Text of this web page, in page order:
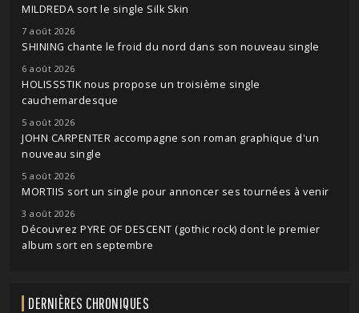
MILDREDA sort le single Silk Skin
7 août 2026
SHINING chante le froid du nord dans son nouveau single
6 août 2026
HOLISSSTIK nous propose un troisième single
cauchemardesque
5 août 2026
JOHN CARPENTER accompagne son roman graphique d'un
nouveau single
5 août 2026
MORTIIS sort un single pour annoncer ses tournées à venir
3 août 2026
Découvrez PYRE OF DESCENT (gothic rock) dont le premier
album sort en septembre
DERNIÈRES CHRONIQUES